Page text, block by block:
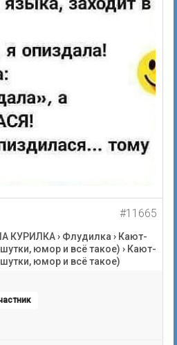
#11665
КУРИЛКА› Флудилка › Кают-
юмор и всё такое) › Кают-
юмор и всё такое)